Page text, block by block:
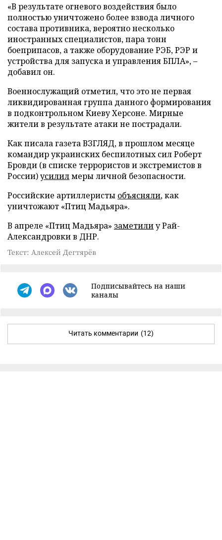
«В результате огневого воздействия было
полностью уничтожено более взвода личного
состава противника, вероятно несколько
иностранных специалистов, пара тонн
боеприпасов, а также оборудование РЭБ, РЭР и
устройства для запуска и управления БПЛА», –
добавил он.
Военнослужащий отметил, что это не первая
ликвидированная группа данного формирования
в подконтрольном Киеву Херсоне. Мирные
жители в результате атаки не пострадали.
Как писала газета ВЗГЛЯД, в прошлом месяце
командир украинских беспилотных сил Роберт
Бровди (в списке террористов и экстремистов в
России)усилилмеры личной безопасности.
Российские артиллеристы объясняли, как
уничтожают «Птиц Мадьяра».
В апреле «Птиц Мадьяра» заметилиу Рай-
Александровки в ДНР.
Текст: Алексей Дегтярёв
Подписывайтесь на наши
каналы
Читать комментарии (12)